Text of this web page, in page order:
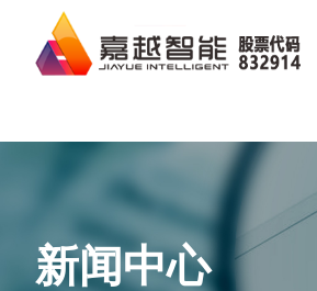
新闻中心